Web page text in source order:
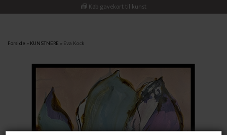
Køb gavekort til kunst
Forside »KUNSTNERE »Eva Kock